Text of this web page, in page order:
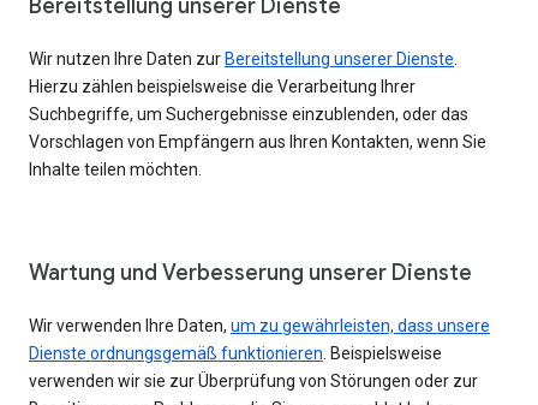
Bereitstellung unserer Dienste
Wir nutzen Ihre Daten zur Bereitstellung unserer Dienste
Hierzu zählen beispielsweise die Verarbeitung Ihrer
Suchbegriffe, um Suchergebnisse einzublenden, oder das
Vorschlagen von Empfängern aus Ihren Kontakten, wenn Sie
Inhalte teilen möchten.
Wartung und Verbesserung unserer Dienste
Wir verwenden Ihre Daten, um zu gewährleisten, dass unsere
Dienste ordnungsgemäß funktionieren . Beispielsweise
verwenden wir sie zur Überprüfung von Störungen oder zur